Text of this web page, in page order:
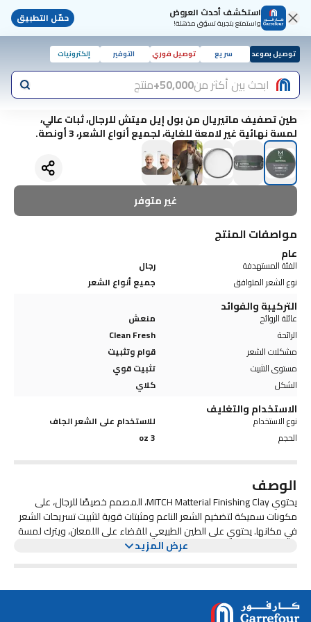
استكشف أحدث العروض
واستمتع بتجربة تسوّق مذهلة! حمّل التطبيق
توصيل بموعد سريع توصيل فوري التوفير إلكترونيات
ابحث بين أكثر من50,000+ منتج
طين تصفيف ماتيريال من بول إيل ميتش للرجال، ثبات عالي،
لمسة نهائية غير لامعة للغاية، لجميع أنواع الشعر، 3 أونصة.
غير متوفر
مواصفات المنتج
عام
الفئة المستهدفة
رجال
نوع الشعر المتوافق
جميع أنواع الشعر
التركيبة والفوائد
عائلة الروائح
منعش
الرائحة
Clean Fresh
مشكلات الشعر
قوام وتثبيت
مستوى التثبيت
تثبيت قوي
الشكل
كلاي
الاستخدام والتغليف
نوع الاستخدام
للاستخدام على الشعر الجاف
الحجم
3 oz
الوصف
يحتوي MITCH Matterial Finishing Clay، المصمم خصيصًا للرجال، على
مكونات سميكة لتضخيم الشعر الناعم ومثبتات قوية لتثبيت تسريحات الشعر
في مكانها. يحتوي على الطين الطبيعي للقضاء على اللمعان، ويترك لمسة
نهائية جافة وغير لامعة. رائعة لعمل تسريحات شعر عصرية ومزخرفة. نوع
MITCH بالتدريج في التعبئة والتغليف المصنوعة من مواد معاد تدويرها*
عرض المزيد